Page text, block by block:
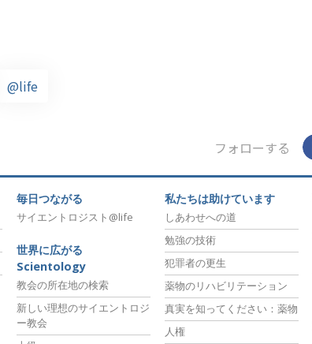
@life
フォローする
毎日つながる
サイエントロジスト@life
世界に広がる
Scientology
教会の所在地の検索
新しい理想のサイエントロジ
ー教会
私たちは助けています
しあわせへの道
勉強の技術
犯罪者の更生
薬物のリハビリテーション
真実を知ってください：薬物
人権